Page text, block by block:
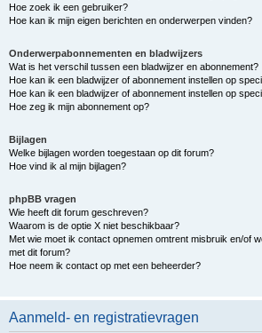
Hoe zoek ik een gebruiker?
Hoe kan ik mijn eigen berichten en onderwerpen vinden?
Onderwerpabonnementen en bladwijzers
Wat is het verschil tussen een bladwijzer en abonnement?
Hoe kan ik een bladwijzer of abonnement instellen op
Hoe kan ik een bladwijzer of abonnement instellen op
Hoe zeg ik mijn abonnement op?
Bijlagen
Welke bijlagen worden toegestaan op dit forum?
Hoe vind ik al mijn bijlagen?
phpBB vragen
Wie heeft dit forum geschreven?
Waarom is de optie X niet beschikbaar?
Met wie moet ik contact opnemen omtrent misbruik en/of
met dit forum?
Hoe neem ik contact op met een beheerder?
Aanmeld- en registratievragen